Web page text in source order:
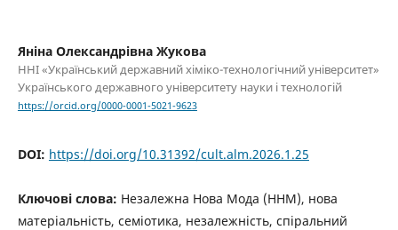
Яніна Олександрівна Жукова
ННІ «Український державний хіміко-технологічний університет»
Українського державного університету науки і технологій
https://orcid.org/0000-0001-5021-9623
DOI: https://doi.org/10.31392/cult.alm.2026.1.25
Ключові слова: Незалежна Нова Мода (ННМ), нова
матеріальність, семіотика, незалежність, спіральний